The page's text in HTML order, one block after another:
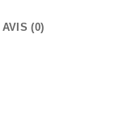
AVIS (0)